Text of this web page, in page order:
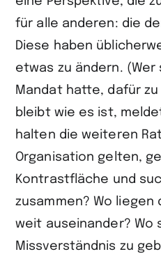
für alle anderen: die
Diese haben
etwas zu ändern. (Wer
Mandat hatte, dafür
bleibt wie es ist,
halten die weiteren
Organisation gelten,
Kontrastfläche und
zusammen? Wo liegen
weit auseinander? Wo
Missverständnis zu